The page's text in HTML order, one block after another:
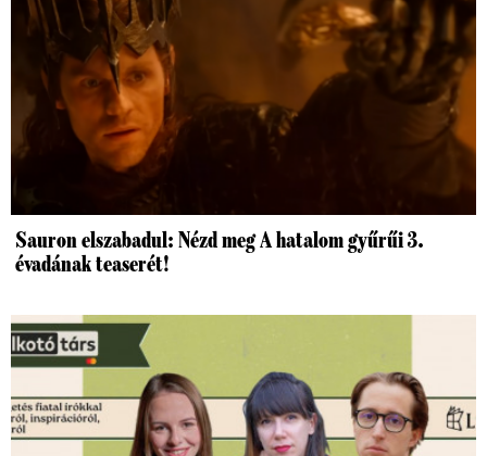
Sauron elszabadul: Nézd meg A hatalom gyűrűi 3.
évadának teaserét!